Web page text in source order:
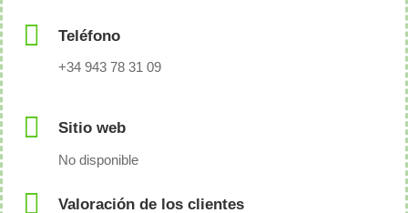
Teléfono
+34 943 78 31 09
Sitio web
No disponible
Valoración de los clientes